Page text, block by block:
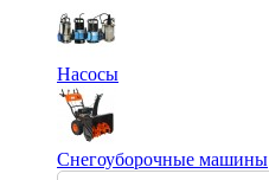
Насосы
Снегоуборочные машины